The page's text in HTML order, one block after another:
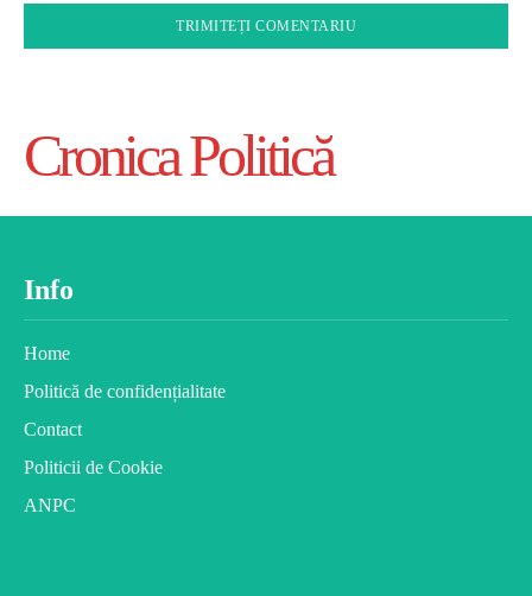
Cronica Politică
Info
Home
Politică de confidențialitate
Contact
Politicii de Cookie
ANPC